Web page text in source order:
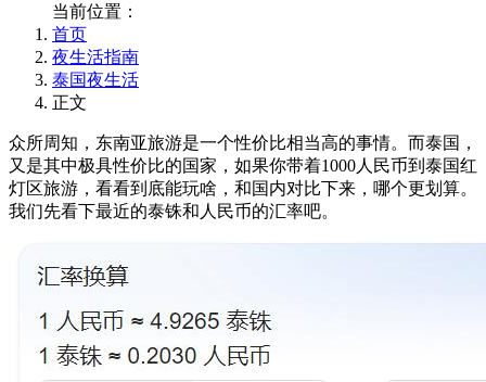
当前位置：
首页
夜生活指南
泰国夜生活
正文
众所周知，东南亚旅游是一个性价比相当高的事情。而泰国，
又是其中极具性价比的国家，如果你带着1000人民币到泰国红
灯区旅游，看看到底能玩啥，和国内对比下来，哪个更划算。
我们先看下最近的泰铢和人民币的汇率吧。